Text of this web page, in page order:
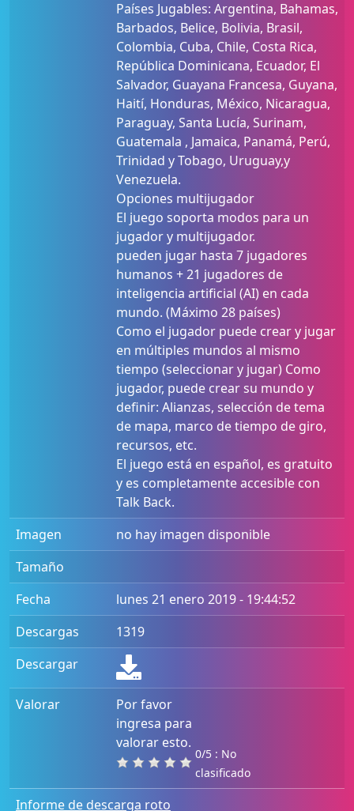
Países Jugables: Argentina, Bahamas,
Barbados, Belice, Bolivia, Brasil,
Colombia, Cuba, Chile, Costa Rica,
República Dominicana, Ecuador, El
Salvador, Guayana Francesa, Guyana,
Haití, Honduras, México, Nicaragua,
Paraguay, Santa Lucía, Surinam,
Guatemala , Jamaica, Panamá, Perú,
Trinidad y Tobago, Uruguay,y
Venezuela.
Opciones multijugador
El juego soporta modos para un
jugador y multijugador.
pueden jugar hasta 7 jugadores
humanos + 21 jugadores de
inteligencia artificial (AI) en cada
mundo. (Máximo 28 países)
Como el jugador puede crear y jugar
en múltiples mundos al mismo
tiempo (seleccionar y jugar) Como
jugador, puede crear su mundo y
definir: Alianzas, selección de tema
de mapa, marco de tiempo de giro,
recursos, etc.
El juego está en español, es gratuito
y es completamente accesible con
Talk Back.
Imagen
no hay imagen disponible
Tamaño
Fecha
lunes 21 enero 2019 - 19:44:52
Descargas
1319
Descargar
Valorar
Por favor
ingresa para
valorar esto.
0/5 : No
clasificado
Informe de descarga roto